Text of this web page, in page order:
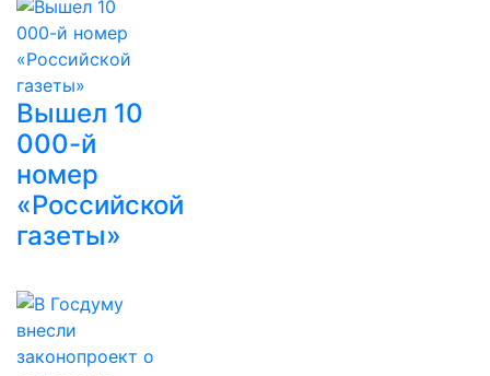
Вышел 10
000-й
номер
«Российской
газеты»